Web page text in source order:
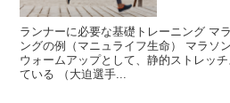
ランナーに必要な基礎トレーニング マ
ングの例（マニュライフ生命） マラ
ウォームアップとして、静的ストレッ
ている （大迫選手...